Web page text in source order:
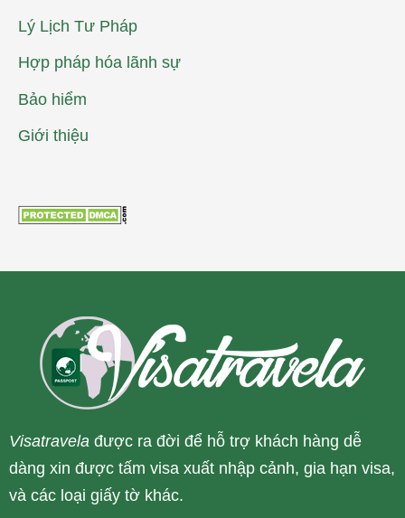
Lý Lịch Tư Pháp
Hợp pháp hóa lãnh sự
Bảo hiểm
Giới thiệu
Visatravela được ra đời để hỗ trợ khách hàng dễ
dàng xin được tấm visa xuất nhập cảnh, gia hạn visa,
và các loại giấy tờ khác.